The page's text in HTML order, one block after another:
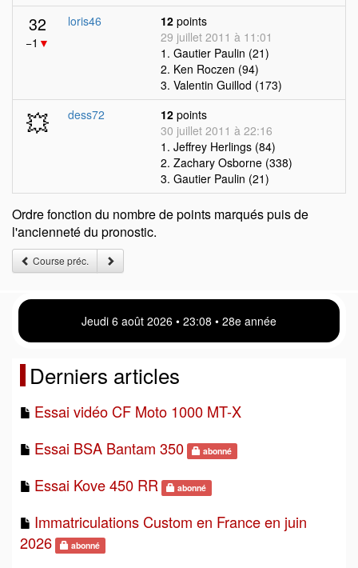
32
−1 ▼
loris46 12 points
29 juillet 2011 à 11:01
1. Gautier Paulin (21)
2. Ken Roczen (94)
3. Valentin Guillod (173)
💥 dess72 12 points
30 juillet 2011 à 22:16
1. Jeffrey Herlings (84)
2. Zachary Osborne (338)
3. Gautier Paulin (21)
Ordre fonction du nombre de points marqués puis de
l'ancienneté du pronostic.
Course préc.
Jeudi 6 août 2026 • 23 08 • 28e année
Derniers articles
Essai vidéo CF Moto 1000 MT-X
Essai BSA Bantam 350
abonné
Essai Kove 450 RR abonné
Immatriculations Custom en France en juin
2026
abonné